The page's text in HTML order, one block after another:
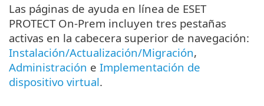
Las páginas de ayuda en línea de ESET
PROTECT On-Prem incluyen tres pestañas
activas en la cabecera superior de navegación:
Instalación/Actualización/Migración,
Administración e Implementación de
dispositivo virtual.